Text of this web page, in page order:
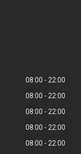
08:00
22:00
08:00
22:00
08:00
22:00
08:00
22:00
08:00
22:00